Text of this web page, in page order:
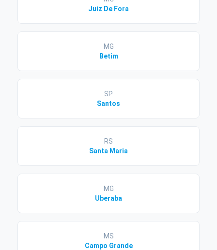
Juiz De Fora
MG
Betim
SP
Santos
RS
Santa Maria
MG
Uberaba
MS
Campo Grande